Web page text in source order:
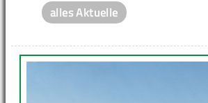
alles Aktuelle